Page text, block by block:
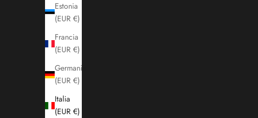
Estonia
(EUR €)
Francia
(EUR €)
Germania
(EUR €)
Italia
(EUR €)